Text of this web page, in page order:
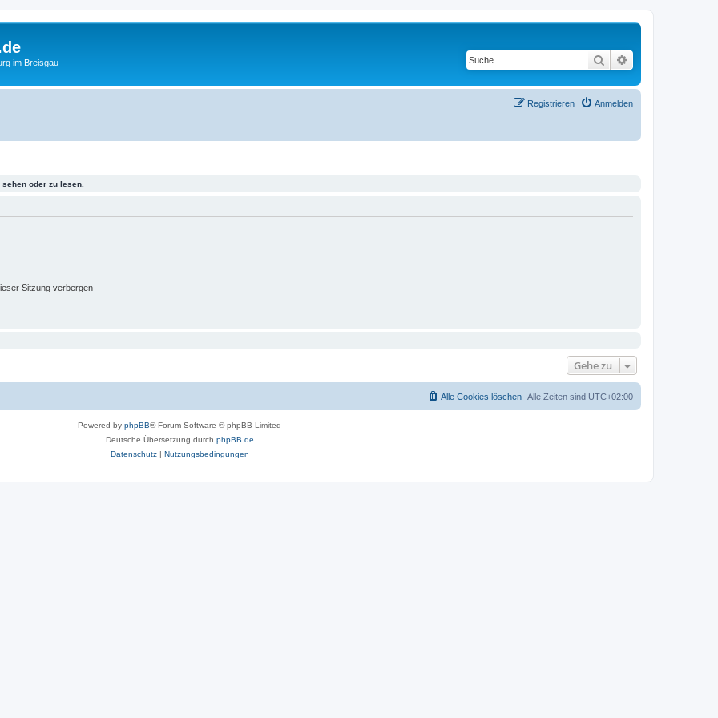
im Breisgau Suche
Anmelden
Registrieren
oder zu lesen.
Sitzung verbergen
Gehe zu
Alle Zeiten sind UTC+02:00
Alle Cookies löschen
Powered by phpBB® Forum Software © phpBB Limited
Deutsche Übersetzung durch phpBB.de
Datenschutz| Nutzungsbedingungen